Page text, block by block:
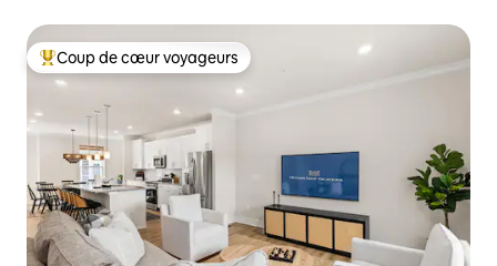
Coups de cœur voyageurs les plus appréciés
Coup de cœur voyageurs